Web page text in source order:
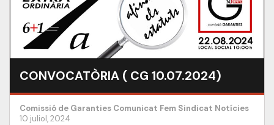
CONVOCATÒRIA ( CG 10.07.2024)
Comissió de Garanties Comunicat Fem Sindicat Notícies
10 juliol, 2024